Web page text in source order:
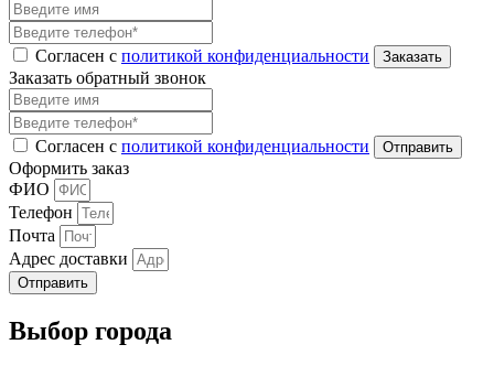
Согласен с политикой конфиденциальности
Заказать обратный звонок
Согласен с политикой конфиденциальности
Оформить заказ
ФИО
Телефон
Почта
Адрес доставки
Отправить
Выбор города